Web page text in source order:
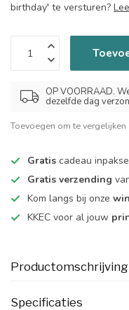
birthday' te versturen?
OP VOORRAAD.
dezelfde dag
Toevoegen om te vergelijken
Gratis cadeau
Gratis verzending
Kom langs bij onze
KKEC voor al jouw
Productomschrijving
Specificaties